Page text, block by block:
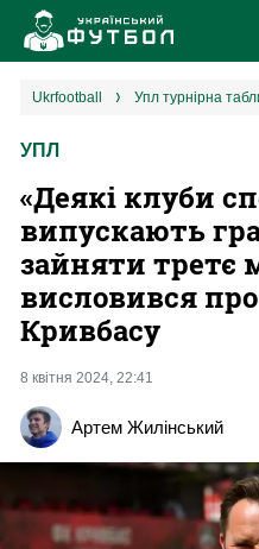
ukrfootball упл турнірна
УПЛ
«Деякі клуби
випускають
зайняти третє
висловився про
Кривбасу
8 квітня 2024, 22:41
Артем Жилінський